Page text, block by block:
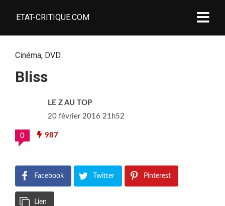
ETAT-CRITIQUE.COM
Cinéma, DVD
Bliss
LE Z AU TOP
20 février 2016 21h52
0 987
Facebook Twitter Pinterest
Lien